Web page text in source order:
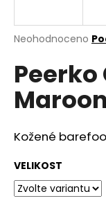
Průměrné
produktu
je
0,0
hvězdiček.
Neohodnoceno
Peerko
Maroon
Kožené
VELIKOST
j
t
?